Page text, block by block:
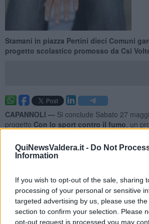
QuiNewsValdera.it - Do Not
Information
If you wish to opt-out of the sale, sharing
processing of your personal or sensitive
targeted advertising by us, please use
section to confirm your selection. Please
opt-out request is processed you may
Stamani in piazza Pertini dieci Comuni
progetto scolastico promosso da Csi
CAPANNOLI — Si conclude Sabato 27
progetto Con lo sport contro il fumo , un
Il progetto, promosso dalCSI di Volterrae
Comuni della Valdera e della Valdicecina
- una prima fase di sensibilizzazione al tema
sport, svolto in classi da docenti che in